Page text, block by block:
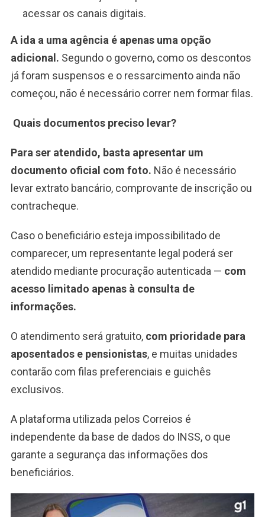
acessar os canais digitais.
A ida a uma agência é apenas uma opção
adicional. Segundo o governo, como os descontos
já foram suspensos e o ressarcimento ainda não
começou, não é necessário correr nem formar filas.
Quais documentos preciso levar?
Para ser atendido, basta apresentar um
documento oficial com foto. Não é necessário
levar extrato bancário, comprovante de inscrição ou
contracheque.
Caso o beneficiário esteja impossibilitado de
comparecer, um representante legal poderá ser
atendido mediante procuração autenticada — com
acesso limitado apenas à consulta de
informações.
O atendimento será gratuito, com prioridade para
aposentados e pensionistas, e muitas unidades
contarão com filas preferenciais e guichês
exclusivos.
A plataforma utilizada pelos Correios é
independente da base de dados do INSS, o que
garante a segurança das informações dos
beneficiários.